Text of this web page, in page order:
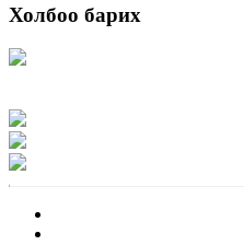
Холбоо барих